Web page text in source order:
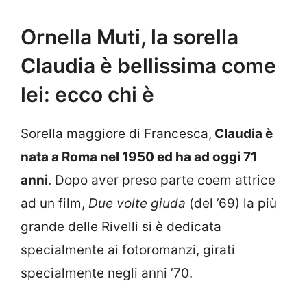
Ornella Muti, la sorella
Claudia è bellissima come
lei: ecco chi è
Sorella maggiore di Francesca, Claudia è
nata a Roma nel 1950 ed ha ad oggi 71
anni. Dopo aver preso parte coem attrice
ad un film, Due volte giuda (del ’69) la più
grande delle Rivelli si è dedicata
specialmente ai fotoromanzi, girati
specialmente negli anni ’70.